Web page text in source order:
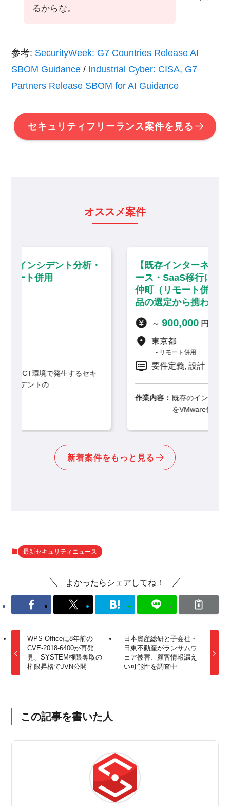
るからな。
参考: SecurityWeek: G7 Countries Release AI
SBOM Guidance / Industrial Cyber: CISA, G7
Partners Release SBOM for AI Guidance
セキュリティフリーランス案件を見る
オススメ案件
【既存インターネット閲覧環境のリプレ
ース・SaaS移行に伴う技術支援】門前
仲町（リモート併用）／セキュリティ製
品の選定から携わる上流インフラ案件
既存のインターネット閲覧環境システム
新着案件をもっと見る
最新セキュリティニュース
よかったらシェアしてね！
WPS Officeに8年前の
CVE-2018-6400が再発
見、SYSTEM権限奪取の
権限昇格でJVN公開
日本資産総研と子会社・
日東不動産がランサムウ
ェア被害、顧客情報漏え
い可能性を調査中
この記事を書いた人